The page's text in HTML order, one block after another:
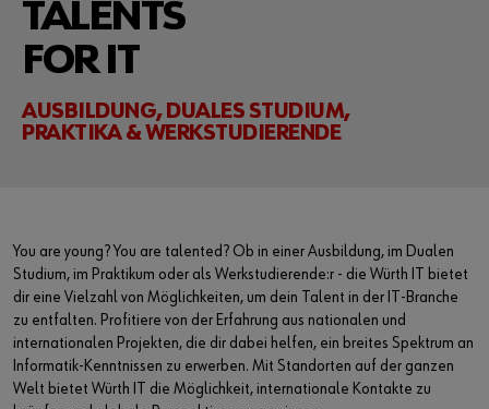
Market
Workplace Solutions
Projects & Governance
TALENTS
FOR IT
AUSBILDUNG, DUALES STUDIUM,
PRAKTIKA & WERKSTUDIERENDE
You are young? You are talented? Ob in einer Ausbildung, im Dualen
Studium, im Praktikum oder als Werkstudierende:r - die Würth IT bietet
dir eine Vielzahl von Möglichkeiten, um dein Talent in der IT-Branche
zu entfalten. Profitiere von der Erfahrung aus nationalen und
internationalen Projekten, die dir dabei helfen, ein breites Spektrum an
Informatik-Kenntnissen zu erwerben. Mit Standorten auf der ganzen
Welt bietet Würth IT die Möglichkeit, internationale Kontakte zu